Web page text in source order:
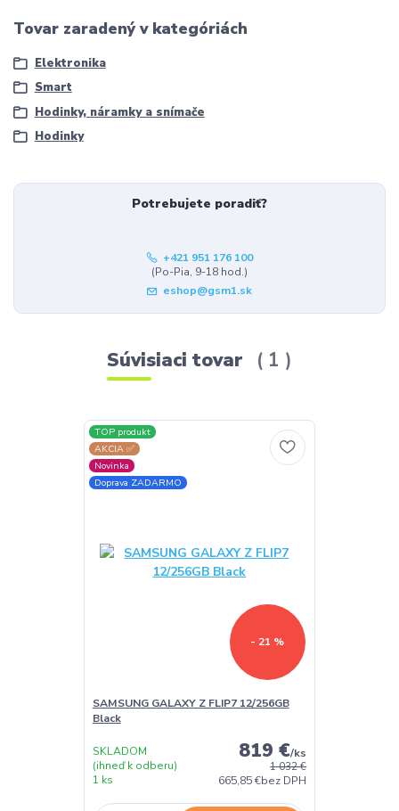
Tovar zaradený v kategóriách
Elektronika
Smart
Hodinky, náramky a snímače
Hodinky
Potrebujete poradiť?
+421 951 176 100
(Po-Pia, 9-18 hod.)
eshop@gsm1.sk
Súvisiaci tovar 1
TOP produkt
AKCIA ✅
Novinka
Doprava ZADARMO
- 21 %
SAMSUNG GALAXY Z FLIP7 12/256GB
Black
1 032 €
819 €/ks
665,85 €bez DPH
SKLADOM
(ihneď k odberu)
1 ks